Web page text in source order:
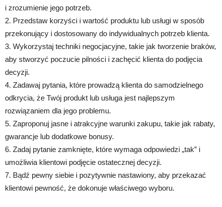
i zrozumienie jego potrzeb.
2. Przedstaw korzyści i wartość produktu lub usługi w sposób
przekonujący i dostosowany do indywidualnych potrzeb klienta.
3. Wykorzystaj techniki negocjacyjne, takie jak tworzenie braków,
aby stworzyć poczucie pilności i zachęcić klienta do podjęcia
decyzji.
4. Zadawaj pytania, które prowadzą klienta do samodzielnego
odkrycia, że Twój produkt lub usługa jest najlepszym
rozwiązaniem dla jego problemu.
5. Zaproponuj jasne i atrakcyjne warunki zakupu, takie jak rabaty,
gwarancje lub dodatkowe bonusy.
6. Zadaj pytanie zamknięte, które wymaga odpowiedzi „tak” i
umożliwia klientowi podjęcie ostatecznej decyzji.
7. Bądź pewny siebie i pozytywnie nastawiony, aby przekazać
klientowi pewność, że dokonuje właściwego wyboru.